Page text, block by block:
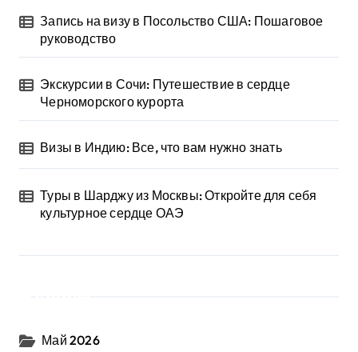
Запись на визу в Посольство США: Пошаговое
руководство
Экскурсии в Сочи: Путешествие в сердце
Черноморского курорта
Визы в Индию: Все, что вам нужно знать
Туры в Шарджу из Москвы: Откройте для себя
культурное сердце ОАЭ
Май 2026